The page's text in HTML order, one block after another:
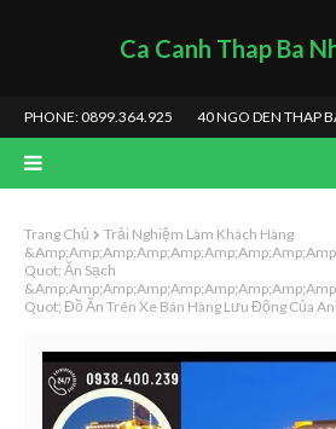
Ca Canh Thap Ba
PHONE: 0899.364.925 40 NGO DEN THAP
Trang Chủ
Trải Nghiệm Làm Khách Hàng
Quot; Ăn Sạch
Quot; Đồ Ăn Trên Xe Bán Hàng Lưu Động Của